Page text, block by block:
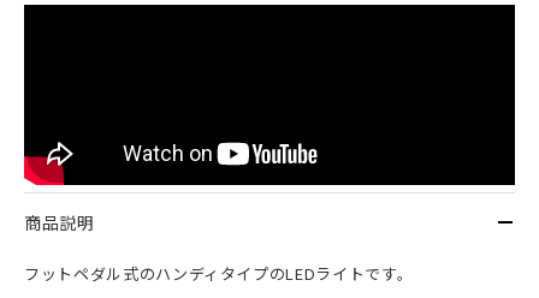
商品説明
フットペダル式のハンディタイプのLEDライトです。